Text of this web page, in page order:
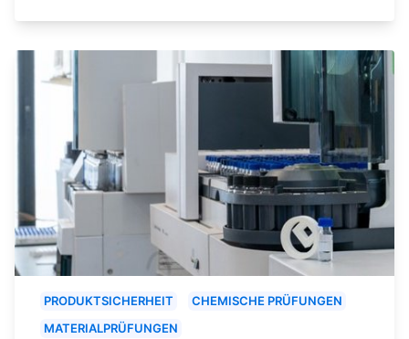
PRODUKTSICHERHEIT
CHEMISCHE PRÜFUNGEN
MATERIALPRÜFUNGEN